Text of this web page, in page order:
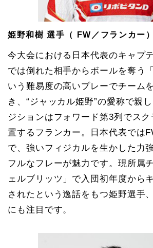
姫野和樹 選手（ FW／フランカー）
今大会における日本代表のキャプ
では倒れた相手からボールを奪う
いう難易度の高いプレーでチーム
き、“ジャッカル姫野”の愛称で親
ジションはフォワード第3列でス
置するフランカー。日本代表では
で、強いフィジカルを生かした力
フルなフレーが魅力です。現所属
ェルブリッツ」で入団初年度から
されたという逸話をもつ姫野選手
にも注目です。